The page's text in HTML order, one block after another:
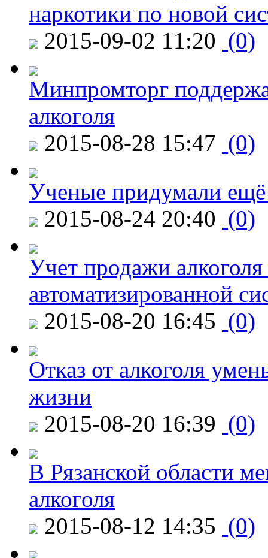
наркотики по новой
2015-09-02 11:20 (0)
Минпромторг
алкоголя
2015-08-28 15:47 (0)
Ученые придумали ещё
2015-08-24 20:40 (0)
Учет продажи
автоматизированной
2015-08-20 16:45 (0)
Отказ от алкоголя
жизни
2015-08-20 16:39 (0)
В Рязанской области
алкоголя
2015-08-12 14:35 (0)